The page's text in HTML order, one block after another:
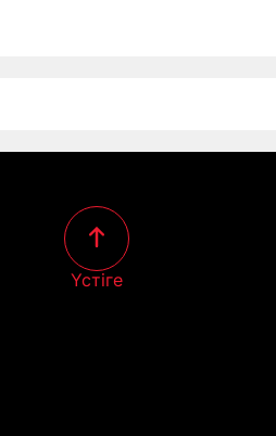
Үстіге